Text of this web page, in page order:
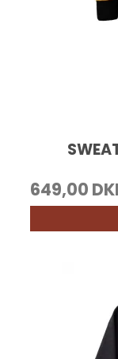
649,00